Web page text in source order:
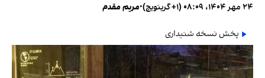
۲۴ مهر ۱۴۰۴، ۰۸:۰۹ (‎+۱ گرینویچ) •مریم مقدم
پخش نسخه شنیداری